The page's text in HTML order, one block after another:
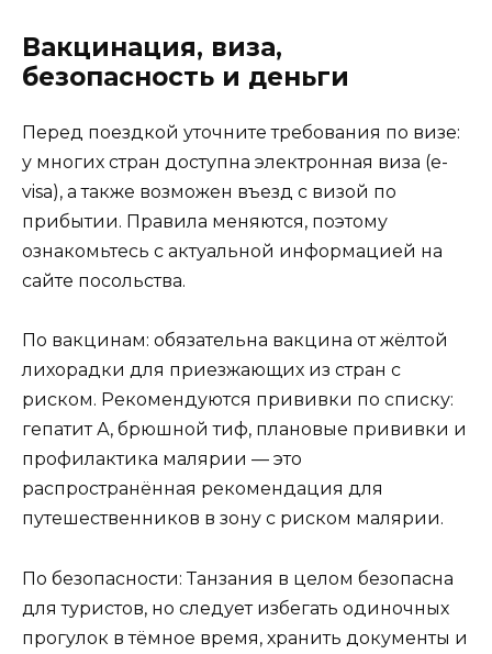
Вакцинация, виза,
безопасность и деньги
Перед поездкой уточните требования по визе:
у многих стран доступна электронная виза (e-
visa), а также возможен въезд с визой по
прибытии. Правила меняются, поэтому
ознакомьтесь с актуальной информацией на
сайте посольства.
По вакцинам: обязательна вакцина от жёлтой
лихорадки для приезжающих из стран с
риском. Рекомендуются прививки по списку:
гепатит А, брюшной тиф, плановые прививки и
профилактика малярии — это
распространённая рекомендация для
путешественников в зону с риском малярии.
По безопасности: Танзания в целом безопасна
для туристов, но следует избегать одиночных
прогулок в тёмное время, хранить документы и